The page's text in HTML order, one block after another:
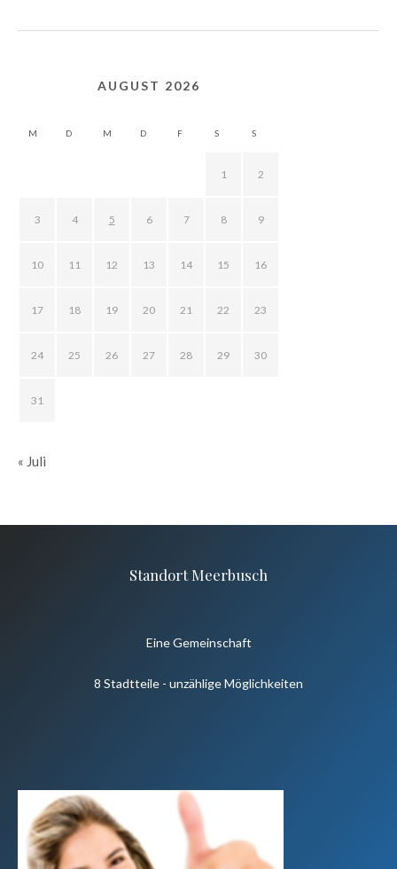
AUGUST 2026
M D M D F S S
1 2
3 4 5 6 7 8 9
10 11 12 13 14 15 16
17 18 19 20 21 22 23
24 25 26 27 28 29 30
31
« Juli
Standort Meerbusch
Eine Gemeinschaft
8 Stadtteile - unzählige Möglichkeiten